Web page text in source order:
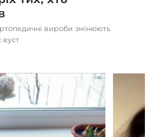
вироби змінюють